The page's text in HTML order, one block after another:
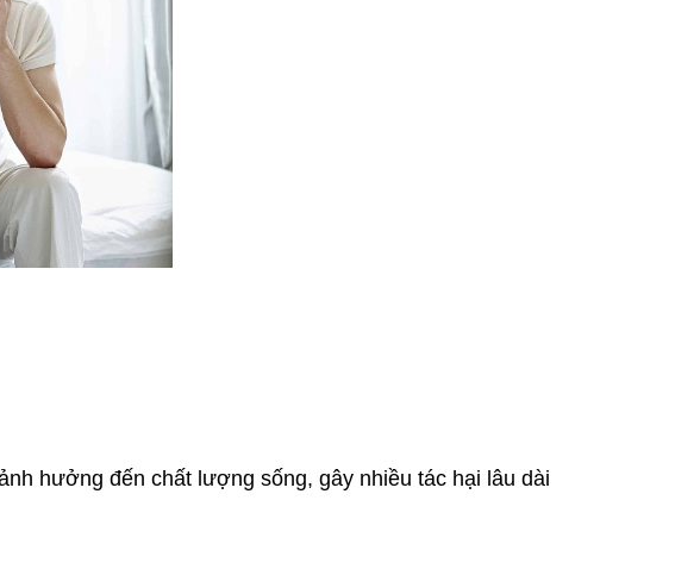
hưởng đến chất lượng sống, gây nhiều tác hại lâu dài